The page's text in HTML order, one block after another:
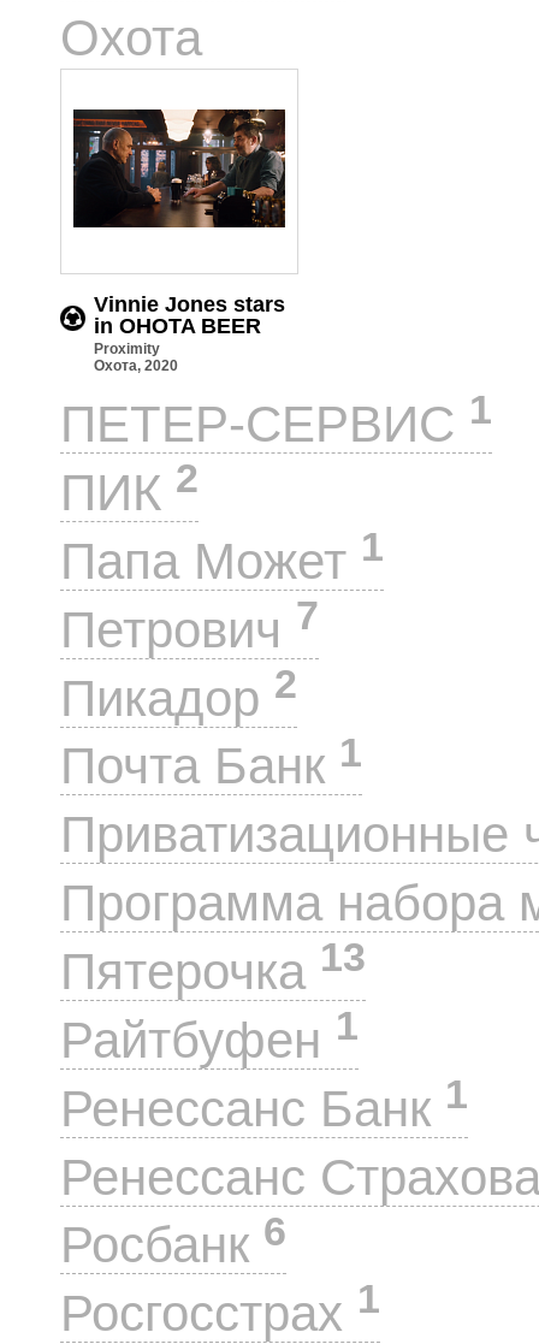
Охота
Vinnie Jones stars
in OHOTA BEER
Proximity
Охота, 2020
ПЕТЕР-СЕРВИС 1
ПИК 2
Папа Может 1
Петрович 7
Пикадор 2
Почта Банк 1
Приватизационные
Программа набора
Пятерочка 13
Райтбуфен 1
Ренессанс Банк 1
Ренессанс
Росбанк 6
Росгосстрах 1